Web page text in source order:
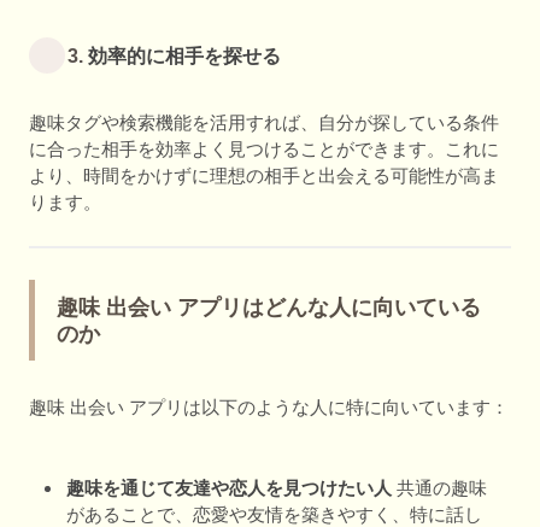
3. 効率的に相手を探せる
趣味タグや検索機能を活用すれば、自分が探している条件
に合った相手を効率よく見つけることができます。これに
より、時間をかけずに理想の相手と出会える可能性が高ま
ります。
趣味 出会い アプリはどんな人に向いている
のか
趣味 出会い アプリは以下のような人に特に向いています：
趣味を通じて友達や恋人を見つけたい人 共通の趣味
があることで、恋愛や友情を築きやすく、特に話し